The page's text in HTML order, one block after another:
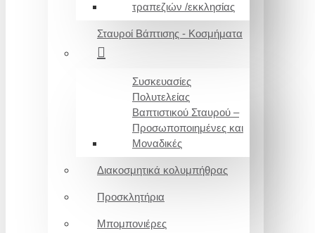
τραπεζιών /εκκλησίας
Σταυροί Βάπτισης - Κοσμήματα
Συσκευασίες
Πολυτελείας
Βαπτιστικού Σταυρού –
Προσωποποιημένες και
Μοναδικές
Διακοσμητικά κολυμπήθρας
Προσκλητήρια
Μπομπονιέρες